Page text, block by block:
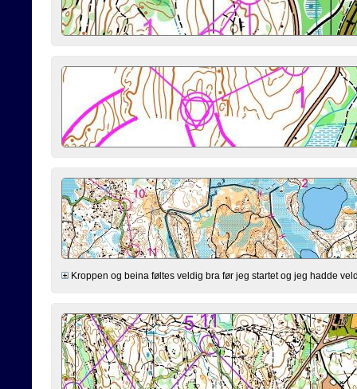
Kroppen og beina føltes veldig bra før jeg startet og jeg hadde